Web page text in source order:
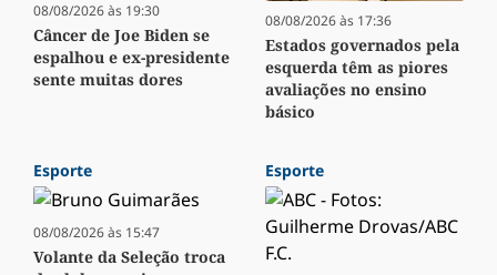
08/08/2026 às 19:30
Câncer de Joe Biden se
espalhou e ex-presidente
sente muitas dores
08/08/2026 às 17:36
Estados governados pela
esquerda têm as piores
avaliações no ensino
básico
Esporte
08/08/2026 às 15:47
Volante da Seleção troca
Esporte